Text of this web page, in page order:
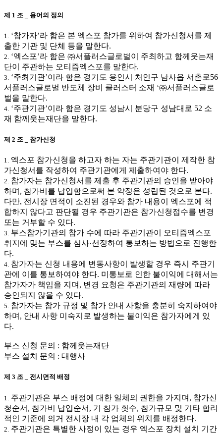
제 1 조 _ 용어의 정의
1.
‘참가자’라 함은 본 엑스포 참가를 위하여 참가신청서를 제
출한 기관 및 단체 등을 말한다.
2. ‘엑스포’라 함은 ㈜서플러스글로벌이 주최하고 함께웃는재
단이 주관하는 오티즘엑스포를 말한다.
3. ‘주최기관’이라 함은 경기도 용인시 처인구 남사읍 서촌로56
서플러스글로벌 반도체 장비 클러스터 소재 ‘㈜서플러스글로
벌을 말한다.
4. ‘주관기관’이라 함은 경기도 성남시 분당구 성남대로 52 소
재 함께웃는재단을 말한다.
제 2 조 _ 참가신청
1. 엑스포 참가신청을 하고자 하는 자는 주관기관이 제작한 참
가신청서를 작성하여 주관기관에게 제출하여야 한다.
2. 참가자는 참가신청서를 제출 후 주관기관의 승인을 받아야
하며, 참가비를 납입함으로써 본 약정은 성립된 것으로 본다.
다만, 전시장 면적이 소진된 경우와 참가 내용이 엑스포에 적
합하지 않다고 판단될 경우 주관기관은 참가신청접수를 변경
또는 거부할 수 있다.
3. 부스참가기관의 참가 수에 따라 주관기관이 오티즘엑스포
취지에 맞는 부스를 심사·선정하여 통보하는 방법으로 진행한
다.
4. 참가자는 신청 내용에 변동사항이 발생할 경우 즉시 주관기
관에 이를 통보하여야 한다. 미통보로 인한 불이익에 대해서는
참가자가 책임을 지며, 변경 요청은 주관기관의 재량에 따라
승인되지 않을 수 있다.
5. 참가자는 참가 규정 및 참가 안내 사항을 충분히 숙지하여야
하며, 안내 사항 미숙지로 발생하는 불이익은 참가자에게 있
다.
부스 신청 문의 : 함께웃는재단
부스 설치 문의 : 대행사
제 3 조 _ 전시면적 배정
1.
주관기관은 부스 배정에 대한 일체의 권한을 가지며, 참가신
청순서, 참가비 납입순서, 기 참가 횟수, 참가규모 및 기타 합리
적인 기준에 의거 전시장 내 각 업체의 위치를 배정한다.
2. 주관기관은 특별한 사정이 있는 경우 엑스포 장치 설치 기간